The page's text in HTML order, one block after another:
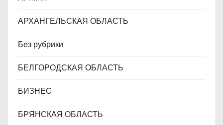
м
АРХАНГЕЛЬСКАЯ ОБЛАСТЬ
Без рубрики
БЕЛГОРОДСКАЯ ОБЛАСТЬ
БИЗНЕС
БРЯНСКАЯ ОБЛАСТЬ